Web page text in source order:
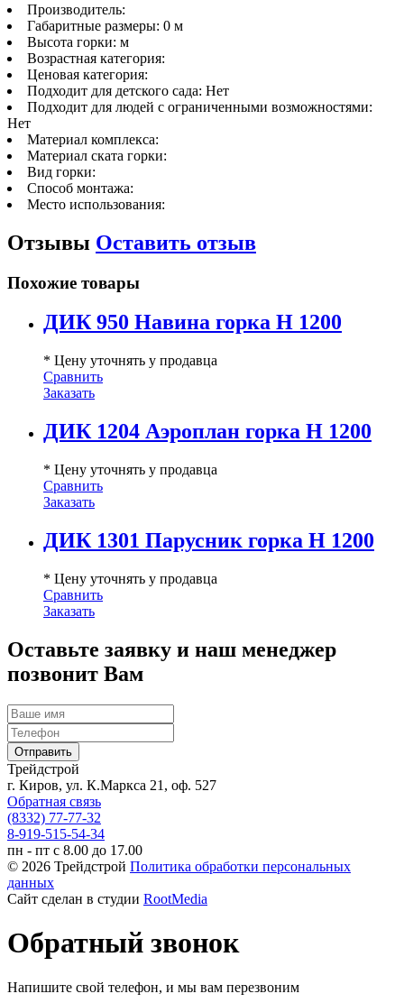
Производитель:
Габаритные размеры: 0 м
Высота горки: м
Возрастная категория:
Ценовая категория:
Подходит для детского сада: Нет
Подходит для людей с ограниченными возможностями:
Нет
Материал комплекса:
Материал ската горки:
Вид горки:
Способ монтажа:
Место использования:
Отзывы Оставить отзыв
Похожие товары
ДИК 950 Навина горка Н 1200
* Цену уточнять у продавца
Сравнить
Заказать
ДИК 1204 Аэроплан горка Н 1200
* Цену уточнять у продавца
Сравнить
Заказать
ДИК 1301 Парусник горка Н 1200
* Цену уточнять у продавца
Сравнить
Заказать
Оставьте заявку и наш менеджер
позвонит Вам
Трейдстрой
г. Киров, ул. К.Маркса 21, оф. 527
Обратная связь
(8332) 77-77-32
8-919-515-54-34
пн - пт с 8.00 до 17.00
© 2026 Трейдстрой Политика обработки персональных
данных
Сайт сделан в студии RootMedia
Обратный звонок
Напишите свой телефон, и мы вам перезвоним